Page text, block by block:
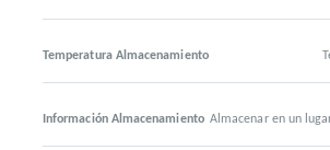
Temperatura Almacenamiento
Información Almacenamiento Almacenar en un